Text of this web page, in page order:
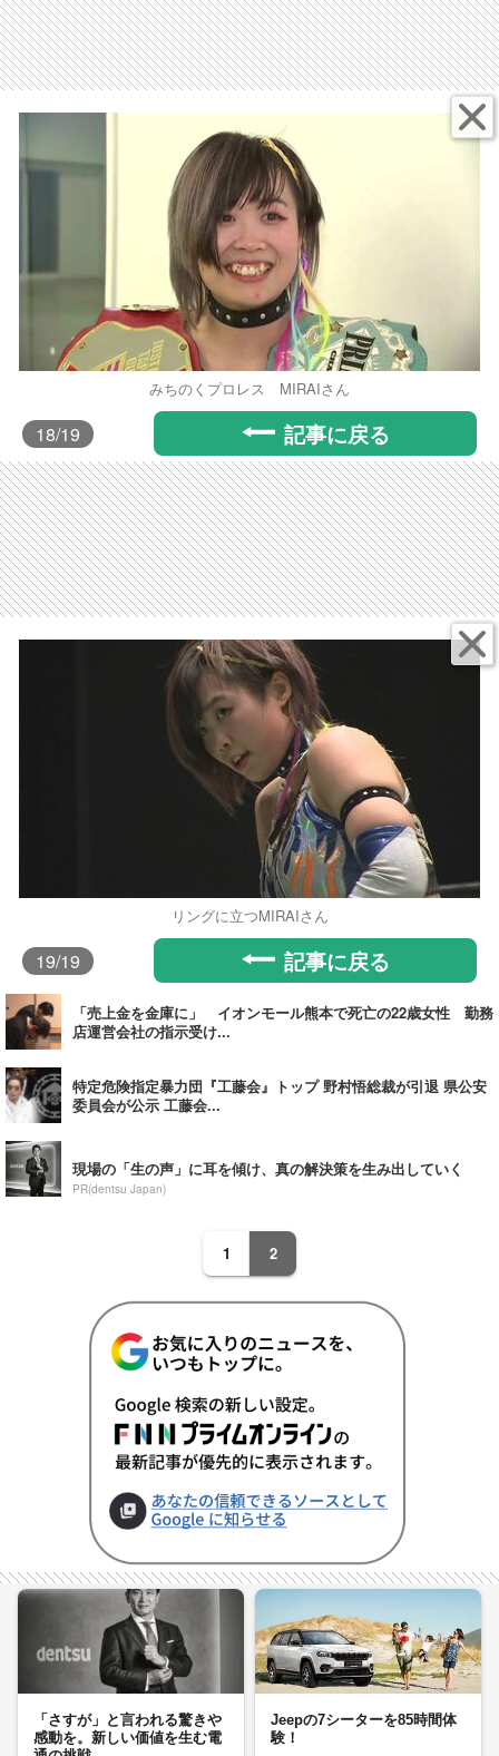
みちのくプロレス MIRAIさん
18/19 記事に戻る
リングに立つMIRAIさん
19/19 記事に戻る
「売上金を金庫に」 イオンモール熊本で死亡の22歳女性 勤務
店運営会社の指示受け...
特定危険指定暴力団『工藤会』トップ 野村悟総裁が引退 県公安
委員会が公示 工藤会...
現場の「生の声」に耳を傾け、真の解決策を生み出していく
PR(dentsu Japan)
1 2
「さすが」と言われる驚きや
感動を。新しい価値を生む電
Jeepの7シーターを85時間体
験！